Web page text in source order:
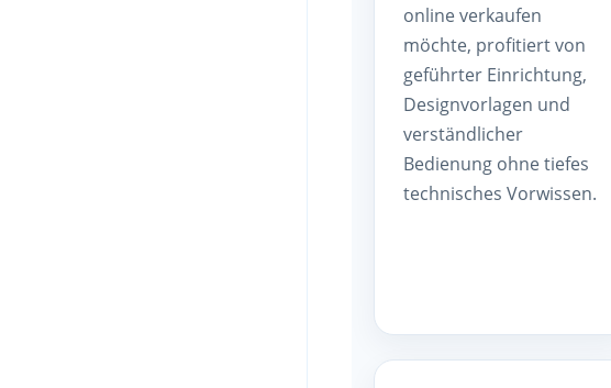
online verkaufen
möchte, profitiert von
geführter Einrichtung,
Designvorlagen und
verständlicher
Bedienung ohne tiefes
technisches Vorwissen.